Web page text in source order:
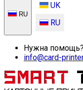
RU
UK
RU
Нужна помощь?
info@card-